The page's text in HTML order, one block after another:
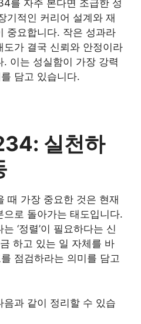
를 자주 본다면 조급한 성
기적인 커리어 설계와 재
중요합니다. 작은 성과라
가 결국 신뢰와 안정이라
이는 성실함이 가장 강력
담고 있습니다.
실천하
때 가장 중요한 것은 현재
로 돌아가는 태도입니다.
‘정렬’이 필요하다는 신
하고 있는 일 자체를 바
점검하라는 의미를 담고
과 같이 정리할 수 있습